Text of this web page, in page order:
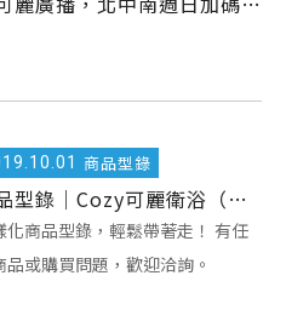
10.01 商品型錄
商品型錄｜Cozy可麗衛浴（馬桶/臉盆浴櫃/鏡櫃）
化商品型錄，輕鬆帶著走！ 有任
品或購買問題，歡迎洽詢。